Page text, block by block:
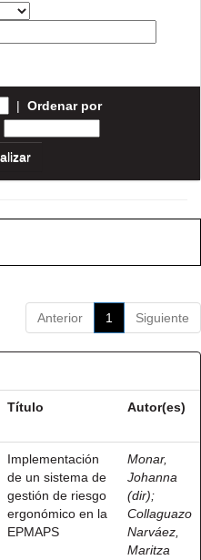
| Ordenar por
Anterior 1 Siguiente
Título Autor(es)
Implementación
de un sistema de
gestión de riesgo
ergonómico en la
EPMAPS
Monar,
Johanna
(dir);
Collaguazo
Narváez,
Maritza